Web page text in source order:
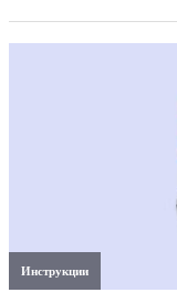
Инструкции